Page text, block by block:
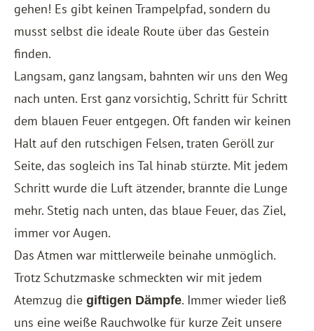
gehen! Es gibt keinen Trampelpfad, sondern du
musst selbst die ideale Route über das Gestein
finden.
Langsam, ganz langsam, bahnten wir uns den Weg
nach unten. Erst ganz vorsichtig, Schritt für Schritt
dem blauen Feuer entgegen. Oft fanden wir keinen
Halt auf den rutschigen Felsen, traten Geröll zur
Seite, das sogleich ins Tal hinab stürzte. Mit jedem
Schritt wurde die Luft ätzender, brannte die Lunge
mehr. Stetig nach unten, das blaue Feuer, das Ziel,
immer vor Augen.
Das Atmen war mittlerweile beinahe unmöglich.
Trotz Schutzmaske schmeckten wir mit jedem
Atemzug die giftigen Dämpfe. Immer wieder ließ
uns eine weiße Rauchwolke für kurze Zeit unsere